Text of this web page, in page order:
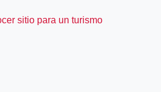
sitio para un turismo